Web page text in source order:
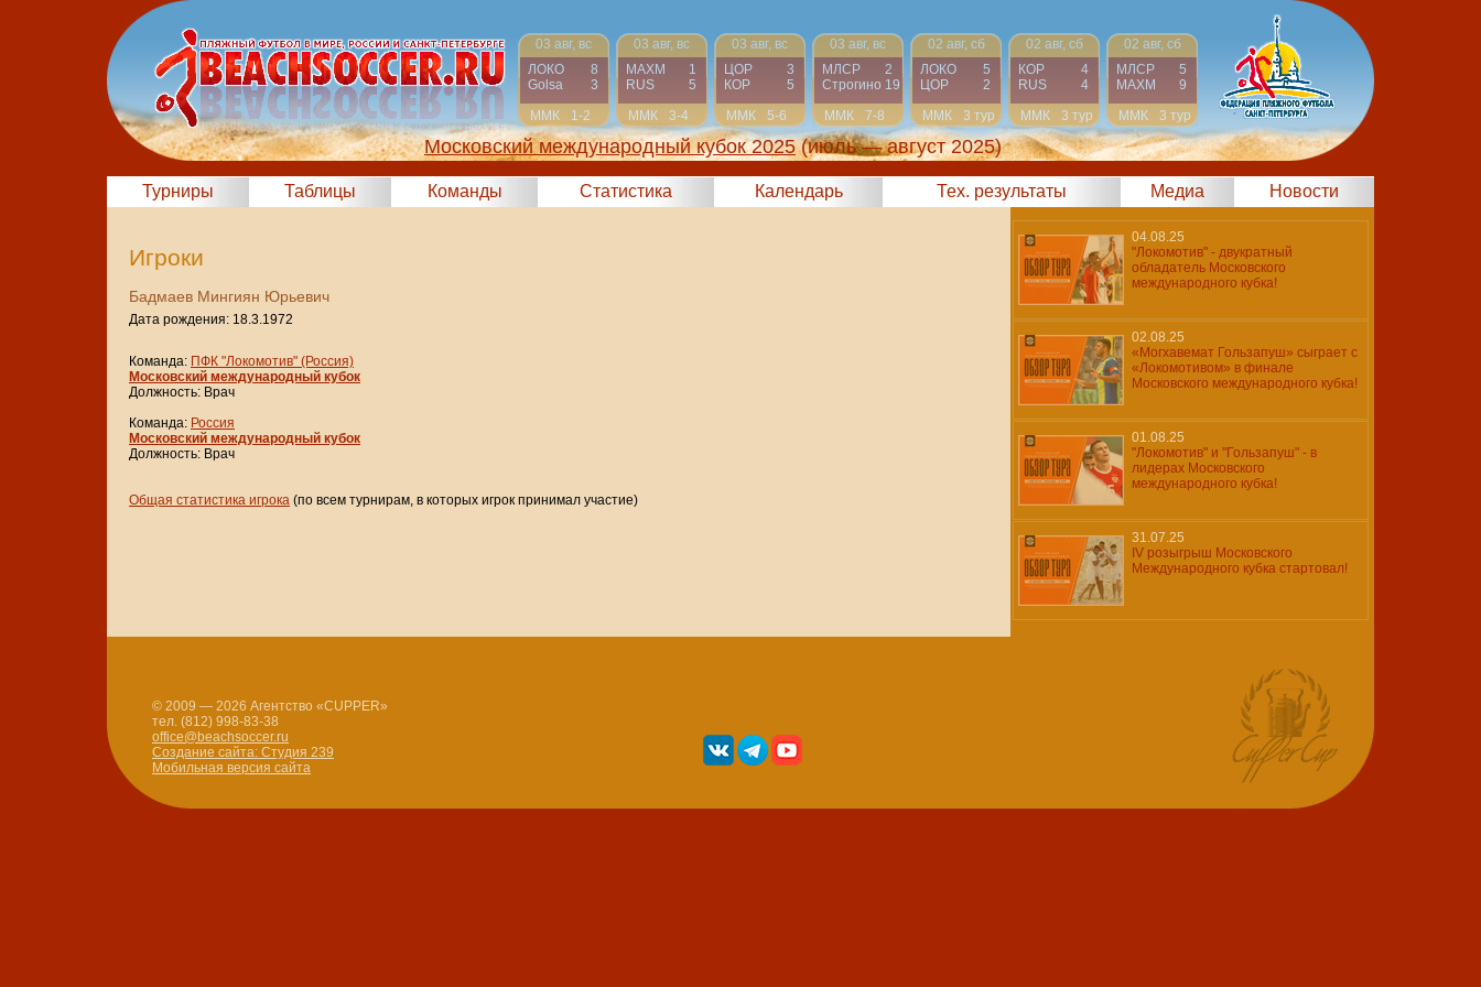
03 авг, вс
ЛОКО
8
Golsa
3
ММК
1-2
03 авг, вс
МАХМ
1
RUS
5
ММК
3-4
03 авг, вс
ЦОР
3
КОР
5
ММК
5-6
03 авг, вс
МЛСР
2
Строгино 19
ММК
7-8
02 авг, сб
ЛОКО
5
ЦОР
2
ММК
3 тур
02 авг, сб
КОР
4
RUS
4
ММК
3 тур
02 авг, сб
МЛСР
5
МАХМ
9
ММК
3 тур
Московский международный кубок 2025 (июль — август 2025)
Турниры Таблицы Команды Статистика Календарь Тех. результаты Медиа Новости
Игроки
Бадмаев Мингиян Юрьевич
Дата рождения: 18.3.1972
Команда: ПФК "Локомотив" (Россия)
Московский международный кубок
Должность: Врач
Команда: Россия
Московский международный кубок
Должность: Врач
Общая статистика игрока (по всем турнирам, в которых игрок принимал участие)
04.08.25
"Локомотив" - двукратный
обладатель Московского
международного кубка!
02.08.25
«Могхавемат Гользапуш» сыграет с
«Локомотивом» в финале
Московского международного кубка!
01.08.25
"Локомотив" и "Гользапуш" - в
лидерах Московского
международного кубка!
31.07.25
IV розыгрыш Московского
Международного кубка стартовал!
© 2009 — 2026 Агентство «CUPPER»
тел. (812) 998-83-38
office@beachsoccer.ru
Создание сайта: Студия 239
Мобильная версия сайта